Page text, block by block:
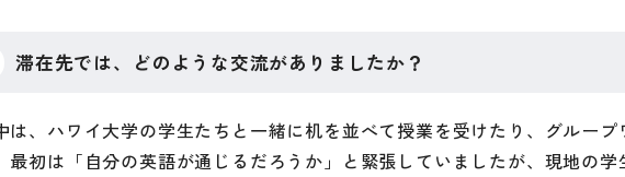
滞在先では、どのような交流がありましたか？
は、ハワイ大学の学生たちと一緒に机を並べて授業を受けたり、グルー
最初は「自分の英語が通じるだろうか」と緊張していましたが、現地の